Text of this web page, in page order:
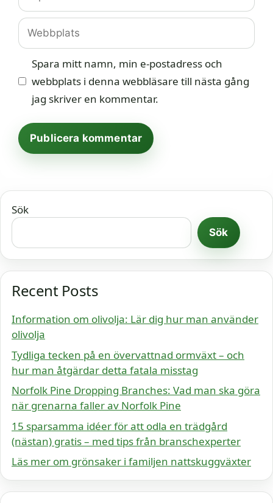
Webbplats
Spara mitt namn, min e-postadress och
webbplats i denna webbläsare till nästa gång
jag skriver en kommentar.
Sök
Sök
Recent Posts
Information om olivolja: Lär dig hur man använder
olivolja
Tydliga tecken på en övervattnad ormväxt – och
hur man åtgärdar detta fatala misstag
Norfolk Pine Dropping Branches: Vad man ska göra
när grenarna faller av Norfolk Pine
15 sparsamma idéer för att odla en trädgård
(nästan) gratis – med tips från branschexperter
Läs mer om grönsaker i familjen nattskuggväxter